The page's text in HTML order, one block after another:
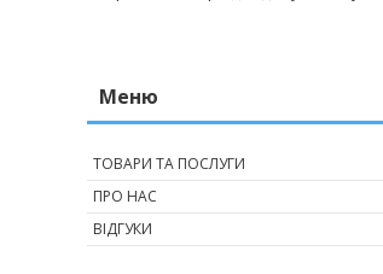
ТОВАРИ ТА ПОСЛУГИ
ПРО НАС
ВІДГУКИ